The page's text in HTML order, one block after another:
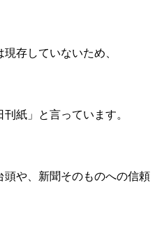
存していないため、
紙」と言っています。
や、新聞そのものへの信頼